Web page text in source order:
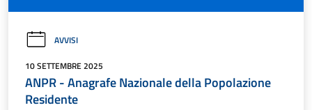
AVVISI
10 SETTEMBRE 2025
ANPR - Anagrafe Nazionale della Popolazione
Residente